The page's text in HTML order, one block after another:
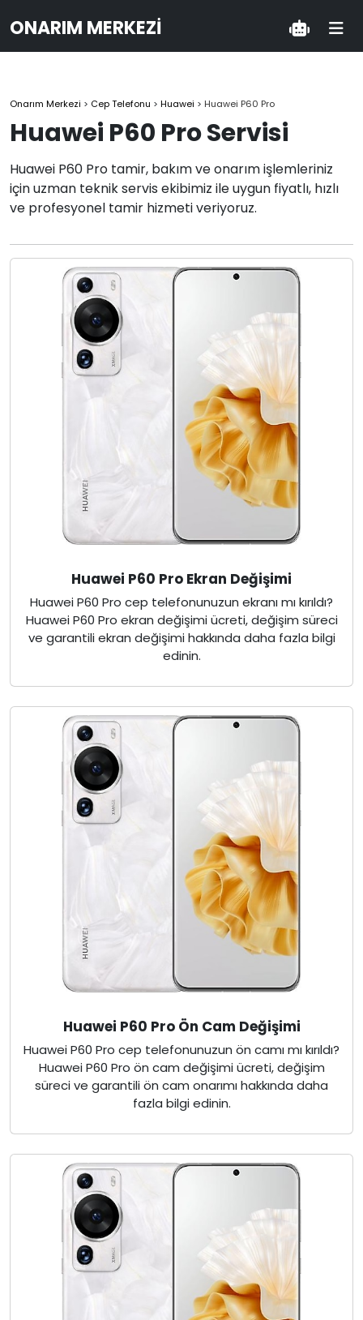
ONARIM MERKEZI
Onarım Merkezi > Cep Telefonu > Huawei > Huawei P60 Pro
Huawei P60 Pro Servisi
Huawei P60 Pro tamir, bakım ve onarım işlemleriniz
için uzman teknik servis ekibimiz ile uygun fiyatlı, hızlı
ve profesyonel tamir hizmeti veriyoruz.
Huawei P60 Pro Ekran Değişimi
Huawei P60 Pro cep telefonunuzun ekranı mı kırıldı?
Huawei P60 Pro ekran değişimi ücreti, değişim süreci
ve garantili ekran değişimi hakkında daha fazla bilgi
edinin.
Huawei P60 Pro Ön Cam Değişimi
Huawei P60 Pro cep telefonunuzun ön camı mı kırıldı?
Huawei P60 Pro ön cam değişimi ücreti, değişim
süreci ve garantili ön cam onarımı hakkında daha
fazla bilgi edinin.